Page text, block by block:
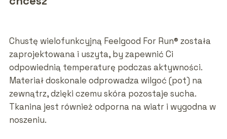
Chustę wielofunkcyjną Feelgood For Run® została
zaprojektowana i uszyta, by zapewnić Ci
odpowiednią temperaturę podczas aktywności.
Materiał doskonale odprowadza wilgoć (pot) na
zewnątrz, dzięki czemu skóra pozostaje sucha.
Tkanina jest również odporna na wiatr i wygodna w
noszeniu.